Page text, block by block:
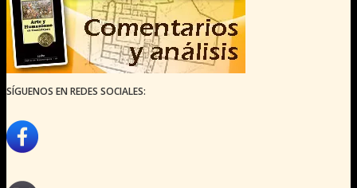
SÍGUENOS EN REDES SOCIALES: